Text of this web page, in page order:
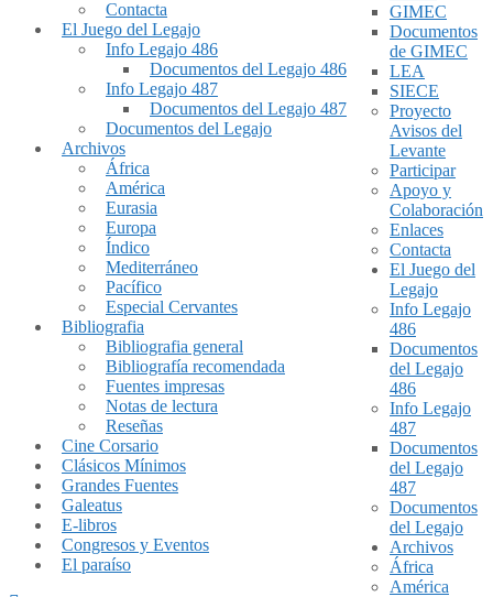
Contacta
El Juego del Legajo
Info Legajo 486
Documentos del Legajo 486
Info Legajo 487
Documentos del Legajo 487
Documentos del Legajo
Archivos
África
América
Eurasia
Europa
Índico
Mediterráneo
Pacífico
Especial Cervantes
Bibliografia
Bibliografia general
Bibliografía recomendada
Fuentes impresas
Notas de lectura
Reseñas
Cine Corsario
Clásicos Mínimos
Grandes Fuentes
Galeatus
E-libros
Congresos y Eventos
El paraíso
GIMEC
Documentos
de GIMEC
LEA
SIECE
Proyecto
Avisos del
Levante
Participar
Apoyo y
Colaboración
Enlaces
Contacta
El Juego del
Legajo
Info Legajo
486
Documentos
del Legajo
486
Info Legajo
487
Documentos
del Legajo
487
Documentos
del Legajo
Archivos
África
América